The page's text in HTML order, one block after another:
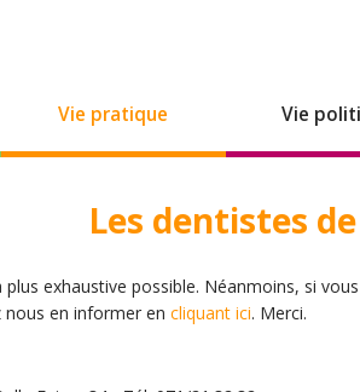
Vie pratique Vie
Les dentistes
exhaustive possible. Néanmoins, si
en informer en cliquant ici. Merci.